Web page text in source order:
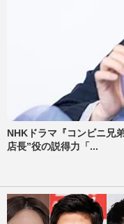
NHKドラマ『コンビニ兄
店長”役の説得力「...